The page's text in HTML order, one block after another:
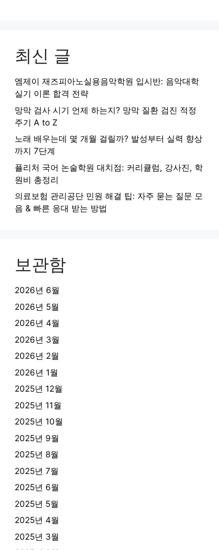
최신 글
엠제이 재즈피아노실용음악학원 입시반: 음악대학
실기 이론 합격 전략
망막 검사 시기 언제 하는지? 망막 질환 검진 적정
주기 A to Z
노래 배우는데 몇 개월 걸릴까? 발성부터 실력 향상
까지 7단계
퓰리처 국어 논술학원 대치점: 커리큘럼, 강사진, 학
원비 총정리
의료보험 관리공단 민원 해결 팁: 자주 묻는 질문 모
음 & 빠른 응대 받는 방법
보관함
2026년 6월
2026년 5월
2026년 4월
2026년 3월
2026년 2월
2026년 1월
2025년 12월
2025년 11월
2025년 10월
2025년 9월
2025년 8월
2025년 7월
2025년 6월
2025년 5월
2025년 4월
2025년 3월